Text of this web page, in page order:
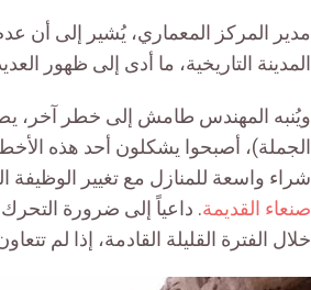
مدير المركز المعماري، يُشير إلى أن
المدينة التاريخية، ما أدى إلى ظهور
ويُنبه المهندس طامش إلى خطر آخر،
الجملة)، أصبحوا يشكلون أحد هذه
شراء واسعة للمنازل مع تغيير الوظيفة
صنعاء القديمة. داعياً إلى ضرورة
خلال الفترة القليلة القادمة، إذا لم